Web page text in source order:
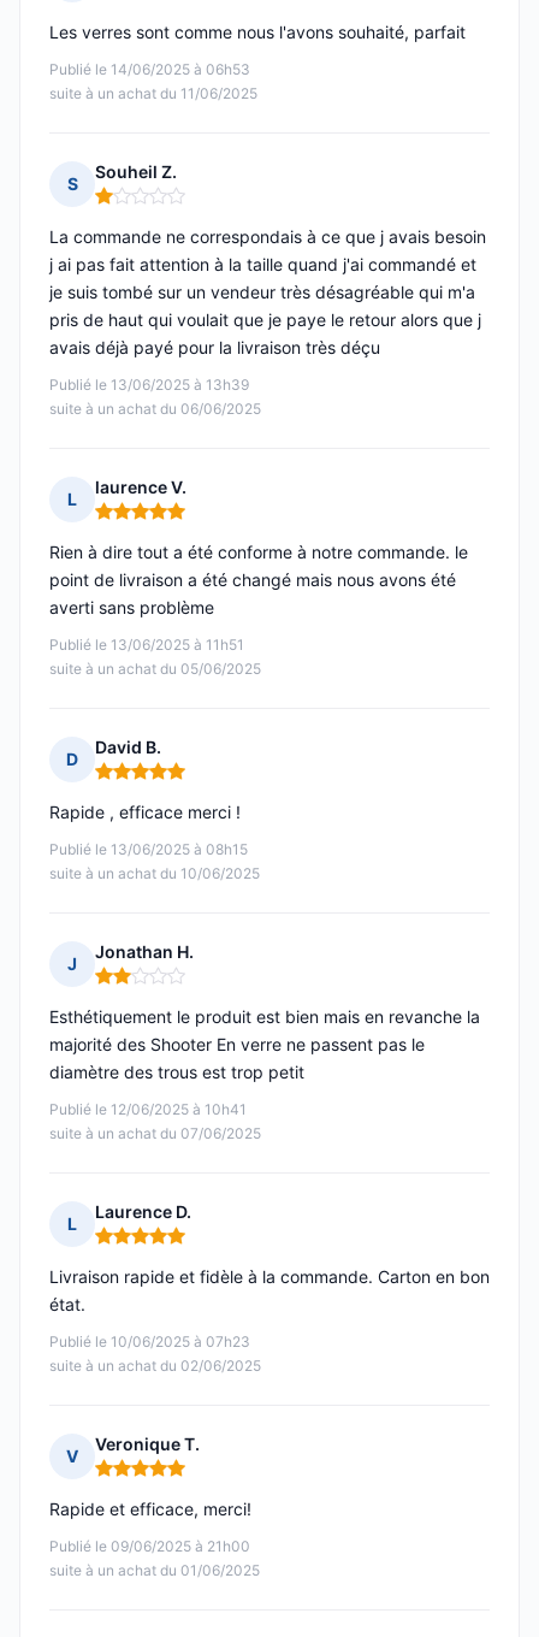
Publié le 14/06/2025 à 06h53
suite à un achat du 11/06/2025
Les verres sont comme nous l'avons souhaité, parfait
S
Souheil Z.
Note : 1 sur 5
Publié le 13/06/2025 à 13h39
suite à un achat du 06/06/2025
La commande ne correspondais à ce que j avais besoin
j ai pas fait attention à la taille quand j'ai commandé et
je suis tombé sur un vendeur très désagréable qui m'a
pris de haut qui voulait que je paye le retour alors que j
avais déjà payé pour la livraison très déçu
L
laurence V.
Note : 5 sur 5
Publié le 13/06/2025 à 11h51
suite à un achat du 05/06/2025
Rien à dire tout a été conforme à notre commande. le
point de livraison a été changé mais nous avons été
averti sans problème
D
David B.
Note : 5 sur 5
Publié le 13/06/2025 à 08h15
suite à un achat du 10/06/2025
Rapide , efficace merci !
J
Jonathan H.
Note : 2 sur 5
Publié le 12/06/2025 à 10h41
suite à un achat du 07/06/2025
Esthétiquement le produit est bien mais en revanche la
majorité des Shooter En verre ne passent pas le
diamètre des trous est trop petit
L
Laurence D.
Note : 5 sur 5
Publié le 10/06/2025 à 07h23
suite à un achat du 02/06/2025
Livraison rapide et fidèle à la commande. Carton en bon
état.
V
Veronique T.
Note : 5 sur 5
Publié le 09/06/2025 à 21h00
suite à un achat du 01/06/2025
Rapide et efficace, merci!